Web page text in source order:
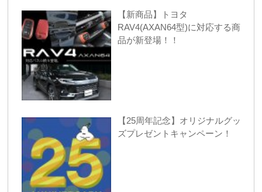
【新商品】トヨタ
RAV4(AXAN64型)に対応する商
品が新登場！！
【25周年記念】オリジナルグッ
ズプレゼントキャンペーン！